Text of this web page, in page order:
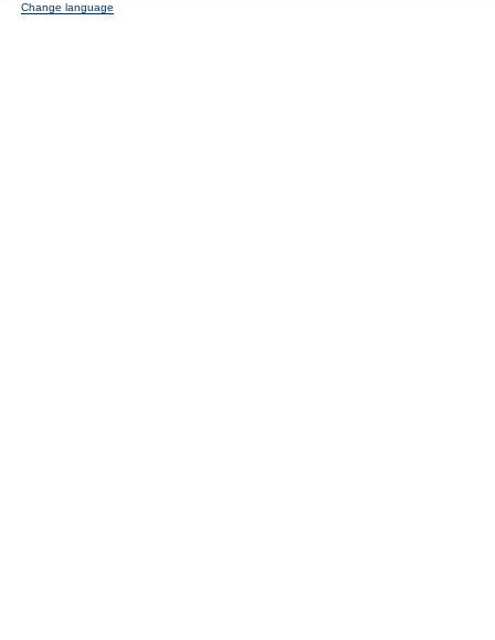
Change language